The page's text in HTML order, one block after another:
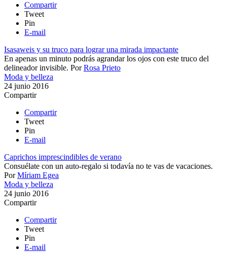
Compartir
Tweet
Pin
E-mail
Isasaweis y su truco para lograr una mirada impactante
​En apenas un minuto podrás agrandar los ojos con este truco del
delineador invisible. PorRosa Prieto
Moda y belleza
24 junio 2016
Compartir
Compartir
Tweet
Pin
E-mail
Caprichos imprescindibles de verano
Consuélate con un auto-regalo si todavía no te vas de vacaciones.
PorMíriam Egea
Moda y belleza
24 junio 2016
Compartir
Compartir
Tweet
Pin
E-mail